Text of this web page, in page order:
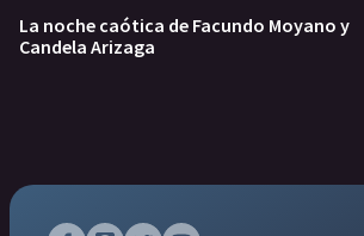
La noche caótica de Facundo Moyano y
Candela Arizaga